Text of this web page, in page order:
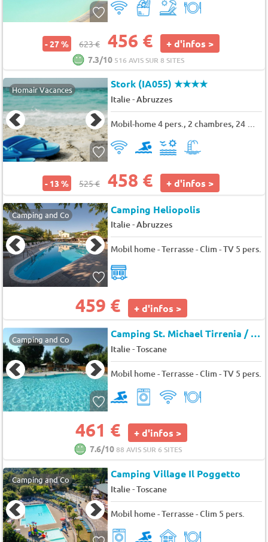
- 27 % 623 € 456 € + d'infos >
7.3/10 516 AVIS SUR 8 SITES
Homair Vacances Stork (IA055)★★★★
Italie-Abruzzes
Mobil-home 4 pers., 2 chambres, 24 m² - 25 m²
- 13 % 525 € 458 € + d'infos >
Camping and Co Camping Heliopolis
Italie-Abruzzes
Mobil home - Terrasse - Clim - TV 5 pers.
459 € + d'infos >
Camping and Co Camping St. Michael Tirrenia / Pisa
Italie-Toscane
Mobil home - Terrasse - Clim - TV 5 pers.
461 € + d'infos >
7.6/1088 AVIS SUR 6 SITES
Camping and Co Camping Village Il Poggetto
Italie-Toscane
Mobil home - Terrasse - Clim 5 pers.